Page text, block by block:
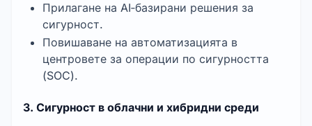
Прилагане на AI‑базирани решения за
сигурност.
Повишаване на автоматизацията в
центровете за операции по сигурността
(SOC).
3. Сигурност в облачни и хибридни среди